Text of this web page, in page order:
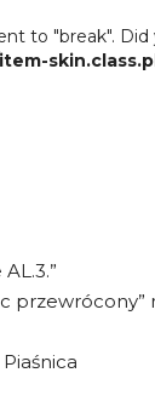
to "break".
przewrócony”